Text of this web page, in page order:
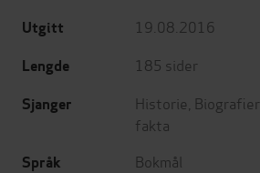
Utgitt 19.08.2016
Lengde 185 sider
Sjanger Historie Biografier
fakta
Språk Bokmål